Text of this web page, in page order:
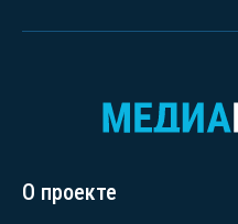
О проекте